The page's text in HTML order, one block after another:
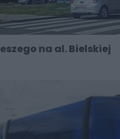
na al. Bielskiej